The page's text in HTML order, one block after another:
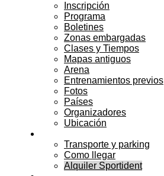
Inscripción
Programa
Boletines
Zonas embargadas
Clases y Tiempos
Mapas antiguos
Arena
Entrenamientos previos
Fotos
Países
Organizadores
Ubicación
Transporte y parking
Como llegar
Alquiler Sportident